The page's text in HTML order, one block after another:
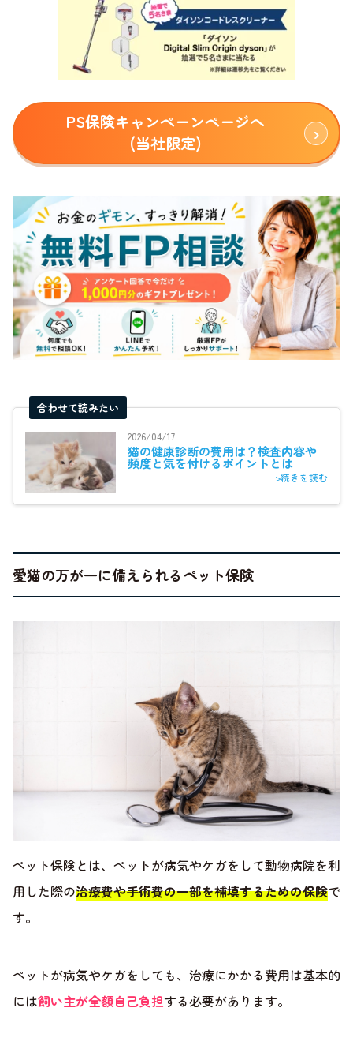
PS保険キャンペーンページへ
(当社限定)
合わせて読みたい
2026/04/17
猫の健康診断の費用は？検査内容や
頻度と気を付けるポイントとは
>続きを読む
愛猫の万が一に備えられるペット保険
ペット保険とは、ペットが病気やケガをして動物病院を利
用した際の治療費や手術費の一部を補填するための保険で
す。
ペットが病気やケガをしても、治療にかかる費用は基本的
には飼い主が全額自己負担する必要があります。